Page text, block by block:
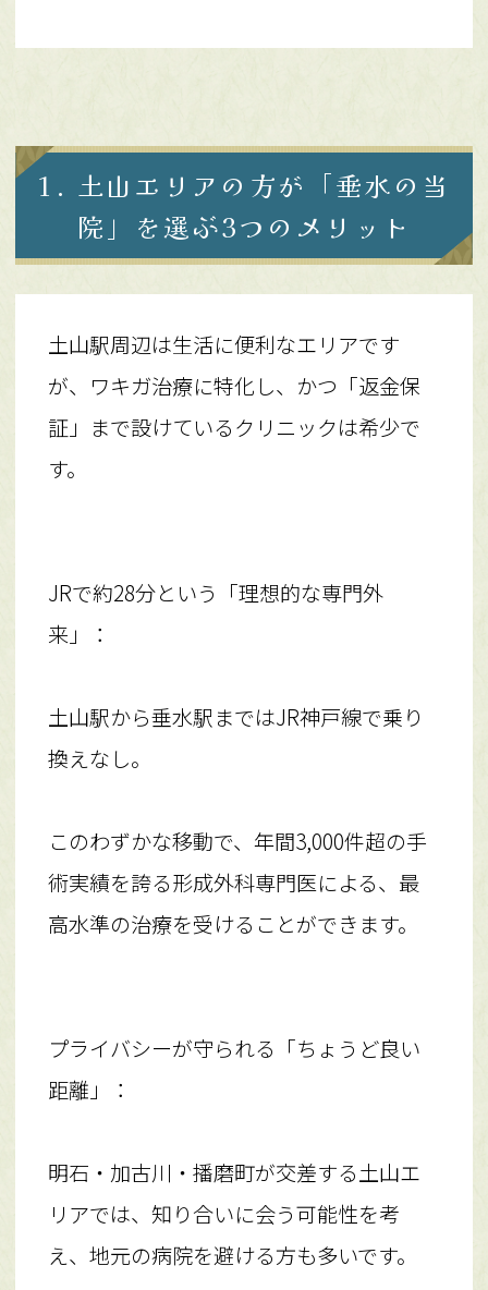
1. 土山エリアの方が「垂水の当
院」を選ぶ3つのメリット
土山駅周辺は生活に便利なエリアです
が、ワキガ治療に特化し、かつ「返金保
証」まで設けているクリニックは希少で
す。
JRで約28分という「理想的な専門外
来」：
土山駅から垂水駅まではJR神戸線で乗り
換えなし。
このわずかな移動で、年間3,000件超の手
術実績を誇る形成外科専門医による、最
高水準の治療を受けることができます。
プライバシーが守られる「ちょうど良い
距離」：
明石・加古川・播磨町が交差する土山エ
リアでは、知り合いに会う可能性を考
え、地元の病院を避ける方も多いです。